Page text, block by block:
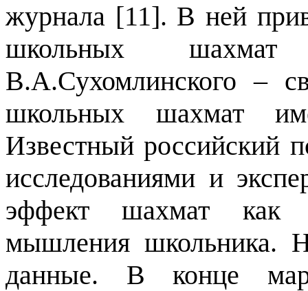
журнала [11]. В ней
школьных шахмат
В.А.Сухомлинского –
школьных шахмат
Известный российский
исследованиями и
эффект шахмат как
мышления школьника.
данные. В конце